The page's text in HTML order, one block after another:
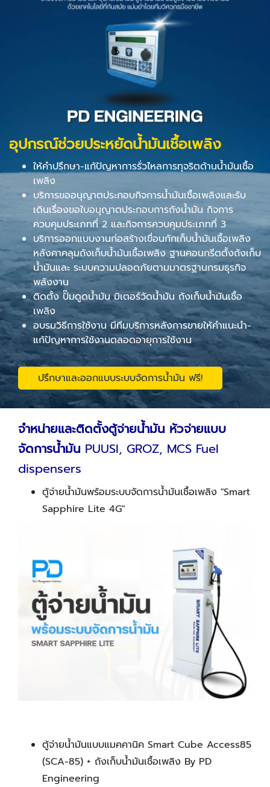
อุปกรณ์ช่วยประหยัดน้ำมันเชื้อเพลิง
ให้คำปรึกษา-แก้ปัญหาการรั่วไหลการทุจริตด้านน้ำมันเชื้อ
เพลิง
บริการขออนุญาตประกอบกิจการน้ำมันเชื้อเพลิงและรับ
เดินเรื่องขอใบอนุญาตประกอบการถังน้ำมัน กิจการ
ควบคุมประเภทที่ 2 และกิจการควบคุมประเภทที่ 3
บริการออกแบบงานก่อสร้างเขื่อนกักเก็บน้ำมันเชื้อเพลิง
หลังคาคลุมถังเก็บน้ำมันเชื้อเพลิง ฐานคอนกรีตตั้งถังเก็บ
น้ำมันและ ระบบความปลอดภัยตามมาตรฐานกรมธุรกิจ
พลังงาน
ติดตั้ง ปั๊มดูดน้ำมัน มิเตอร์วัดน้ำมัน ถังเก็บน้ำมันเชื้อ
เพลิง
อบรมวิธีการใช้งาน มีทีมบริการหลังการขายให้คำแนะนำ-
แก้ปัญหาการใช้งานตลอดอายุการใช้งาน
ปรึกษาและออกแบบระบบจัดการน้ำมัน ฟรี!
จำหน่ายและติดตั้งตู้จ่ายน้ำมัน หัวจ่ายแบบ
จัดการน้ำมัน PUUSI, GROZ, MCS Fuel
dispensers
ตู้จ่ายน้ำมันพร้อมระบบจัดการน้ำมันเชื้อเพลิง "Smart
Sapphire Lite 4G"
ตู้จ่ายน้ำมันแบบแมคคานิค Smart Cube Access85
(SCA-85) + ถังเก็บน้ำมันเชื้อเพลิง By PD
Engineering